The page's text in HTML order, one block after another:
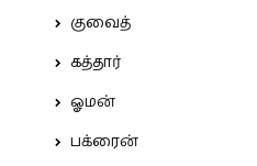
குவைத்
கத்தார்
ஓமன்
பக்ரைன்